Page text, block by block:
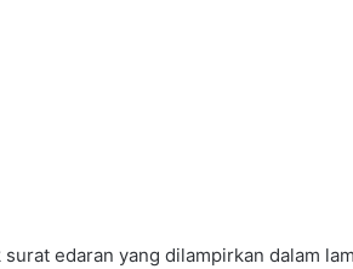
surat edaran yang dilampirkan dalam